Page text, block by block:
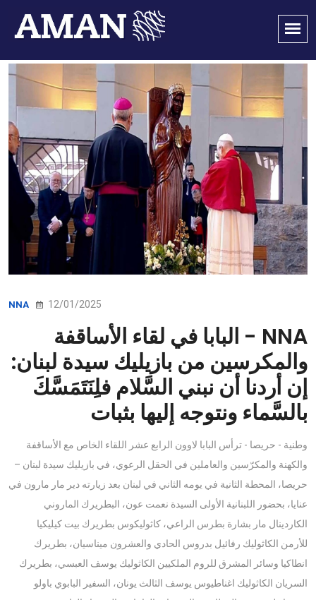
NNA 12/01/2025
NNA - البابا في لقاء الأساقفة
والمكرسين من بازيليك سيدة لبنان:
إن أردنا أن نبني السَّلام فلِنَتَمَسَّكَ
بالسَّماء ونتوجه إليها بثبات
وطنية - حريصا - ترأس البابا لاوون الرابع عشر اللقاء الخاص مع الأساقفة
والكهنة والمكرّسين والعاملين في الحقل الرعوي، في بازيليك سيدة لبنان –
حريصا، المحطة الثانية في يومه الثاني في لبنان بعد زيارته دير مار مارون في
عنايا، بحضور اللبنانية الأولى السيدة نعمت عون، البطريرك الماروني
الكاردينال مار بشارة بطرس الراعي، كاثوليكوس بطريرك بيت كيليكيا
للأرمن الكاثوليك رفائيل بدروس الحادي والعشرون ميناسيان، بطريرك
انطاكيا وسائر المشرق للروم الملكيين الكاثوليك يوسف العبسي، بطريرك
السريان الكاثوليك اغناطيوس يوسف الثالث يونان، السفير البابوي باولو